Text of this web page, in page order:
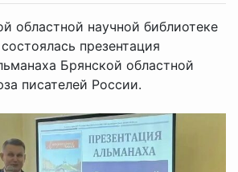
областной научной библиотеке
презентация
Брянской областной
писателей России.